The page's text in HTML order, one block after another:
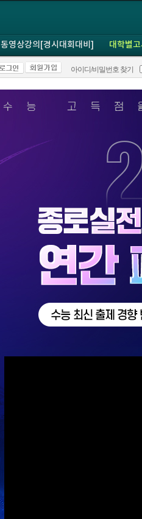
동영상강의[경시대회대비] 대학별
아이디/비밀번호 찾기